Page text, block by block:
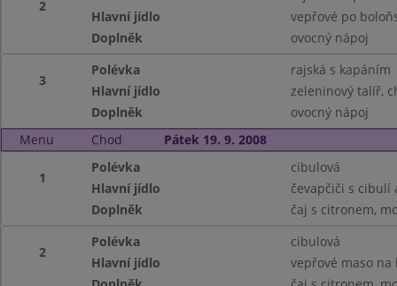
2
Hlavní jídlo
vepřové po
Doplněk
ovocný nápoj
3
Polévka
rajská s kapáním
Hlavní jídlo
zeleninový talíř,
Doplněk
ovocný nápoj
Menu
Chod Pátek 19. 9. 2008
1
Polévka
cibulová
Hlavní jídlo
čevapčiči s cibulí
Doplněk
čaj s citronem,
2
Polévka
cibulová
Hlavní jídlo
vepřové maso